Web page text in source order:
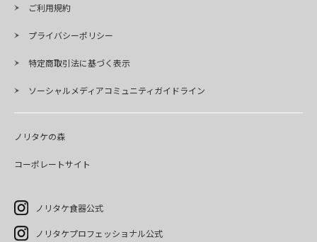
ご利用規約
プライバシーポリシー
特定商取引法に基づく表示
ソーシャルメディアコミュニティガイドライン
ノリタケの森
コーポレートサイト
ノリタケ食器公式
ノリタケプロフェッショナル公式